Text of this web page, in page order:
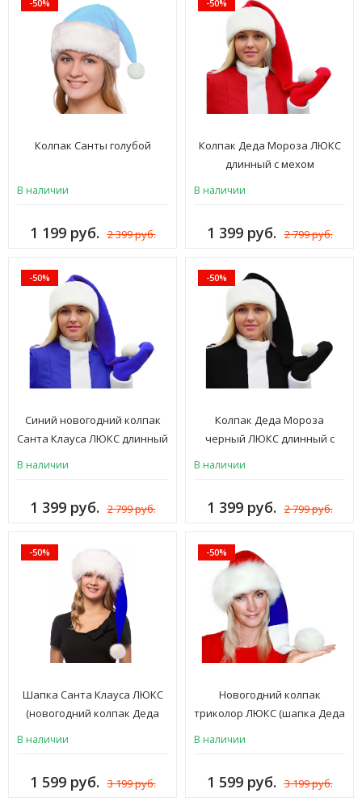
-50%
Колпак Санты голубой
В наличии
1 199 руб. 2 399 руб.
-50%
Колпак Деда Мороза ЛЮКС
длинный с мехом
взрослая карнавальная
красный, флис, иск. мех,
ШК-3к
В наличии
1 399 руб. 2 799 руб.
-50%
Синий новогодний колпак
Санта Клауса ЛЮКС длинный
карнавальная шляпа на
мужчин и женщин, флис, иск.
мех, ШК-3с
В наличии
1 399 руб. 2 799 руб.
-50%
Колпак Деда Мороза
черный ЛЮКС длинный с
В наличии
1 399 руб. 2 799 руб.
-50%
Шапка Санта Клауса ЛЮКС
(новогодний колпак Деда
иск. мех, ШК-4с
В наличии
1 599 руб. 3 199 руб.
-50%
Новогодний колпак
триколор ЛЮКС (шапка Деда
ШК-ФЛ
В наличии
1 599 руб. 3 199 руб.